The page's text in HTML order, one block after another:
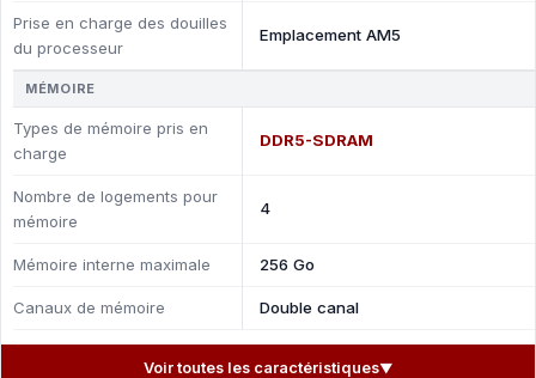
Prise en charge des douilles
du processeur
Emplacement AM5
MÉMOIRE
Types de mémoire pris en
charge
DDR5-SDRAM
Nombre de logements pour
mémoire
4
Mémoire interne maximale 256 Go
Canaux de mémoire Double canal
Voir toutes les caractéristiques▼